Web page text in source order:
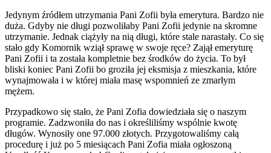
Jedynym źródłem utrzymania Pani Zofii była emerytura. Bardzo nie
duża. Gdyby nie długi pozwoliłaby Pani Zofii jedynie na skromne
utrzymanie. Jednak ciążyły na nią długi, które stale narastały. Co się
stało gdy Komornik wziął sprawę w swoje ręce? Zajął emeryturę
Pani Zofii i ta została kompletnie bez środków do życia. To był
bliski koniec Pani Zofii bo groziła jej eksmisja z mieszkania, które
wynajmowała i w której miała masę wspomnień ze zmarłym
mężem.
Przypadkowo się stało, że Pani Zofia dowiedziała się o naszym
programie. Zadzwoniła do nas i określiliśmy wspólnie kwotę
długów. Wynosiły one 97.000 złotych. Przygotowaliśmy całą
procedurę i już po 5 miesiącach Pani Zofia miała ogłoszoną